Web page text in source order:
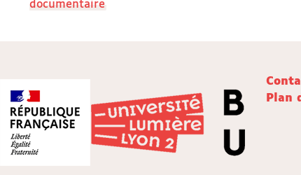
documentaire
Plan